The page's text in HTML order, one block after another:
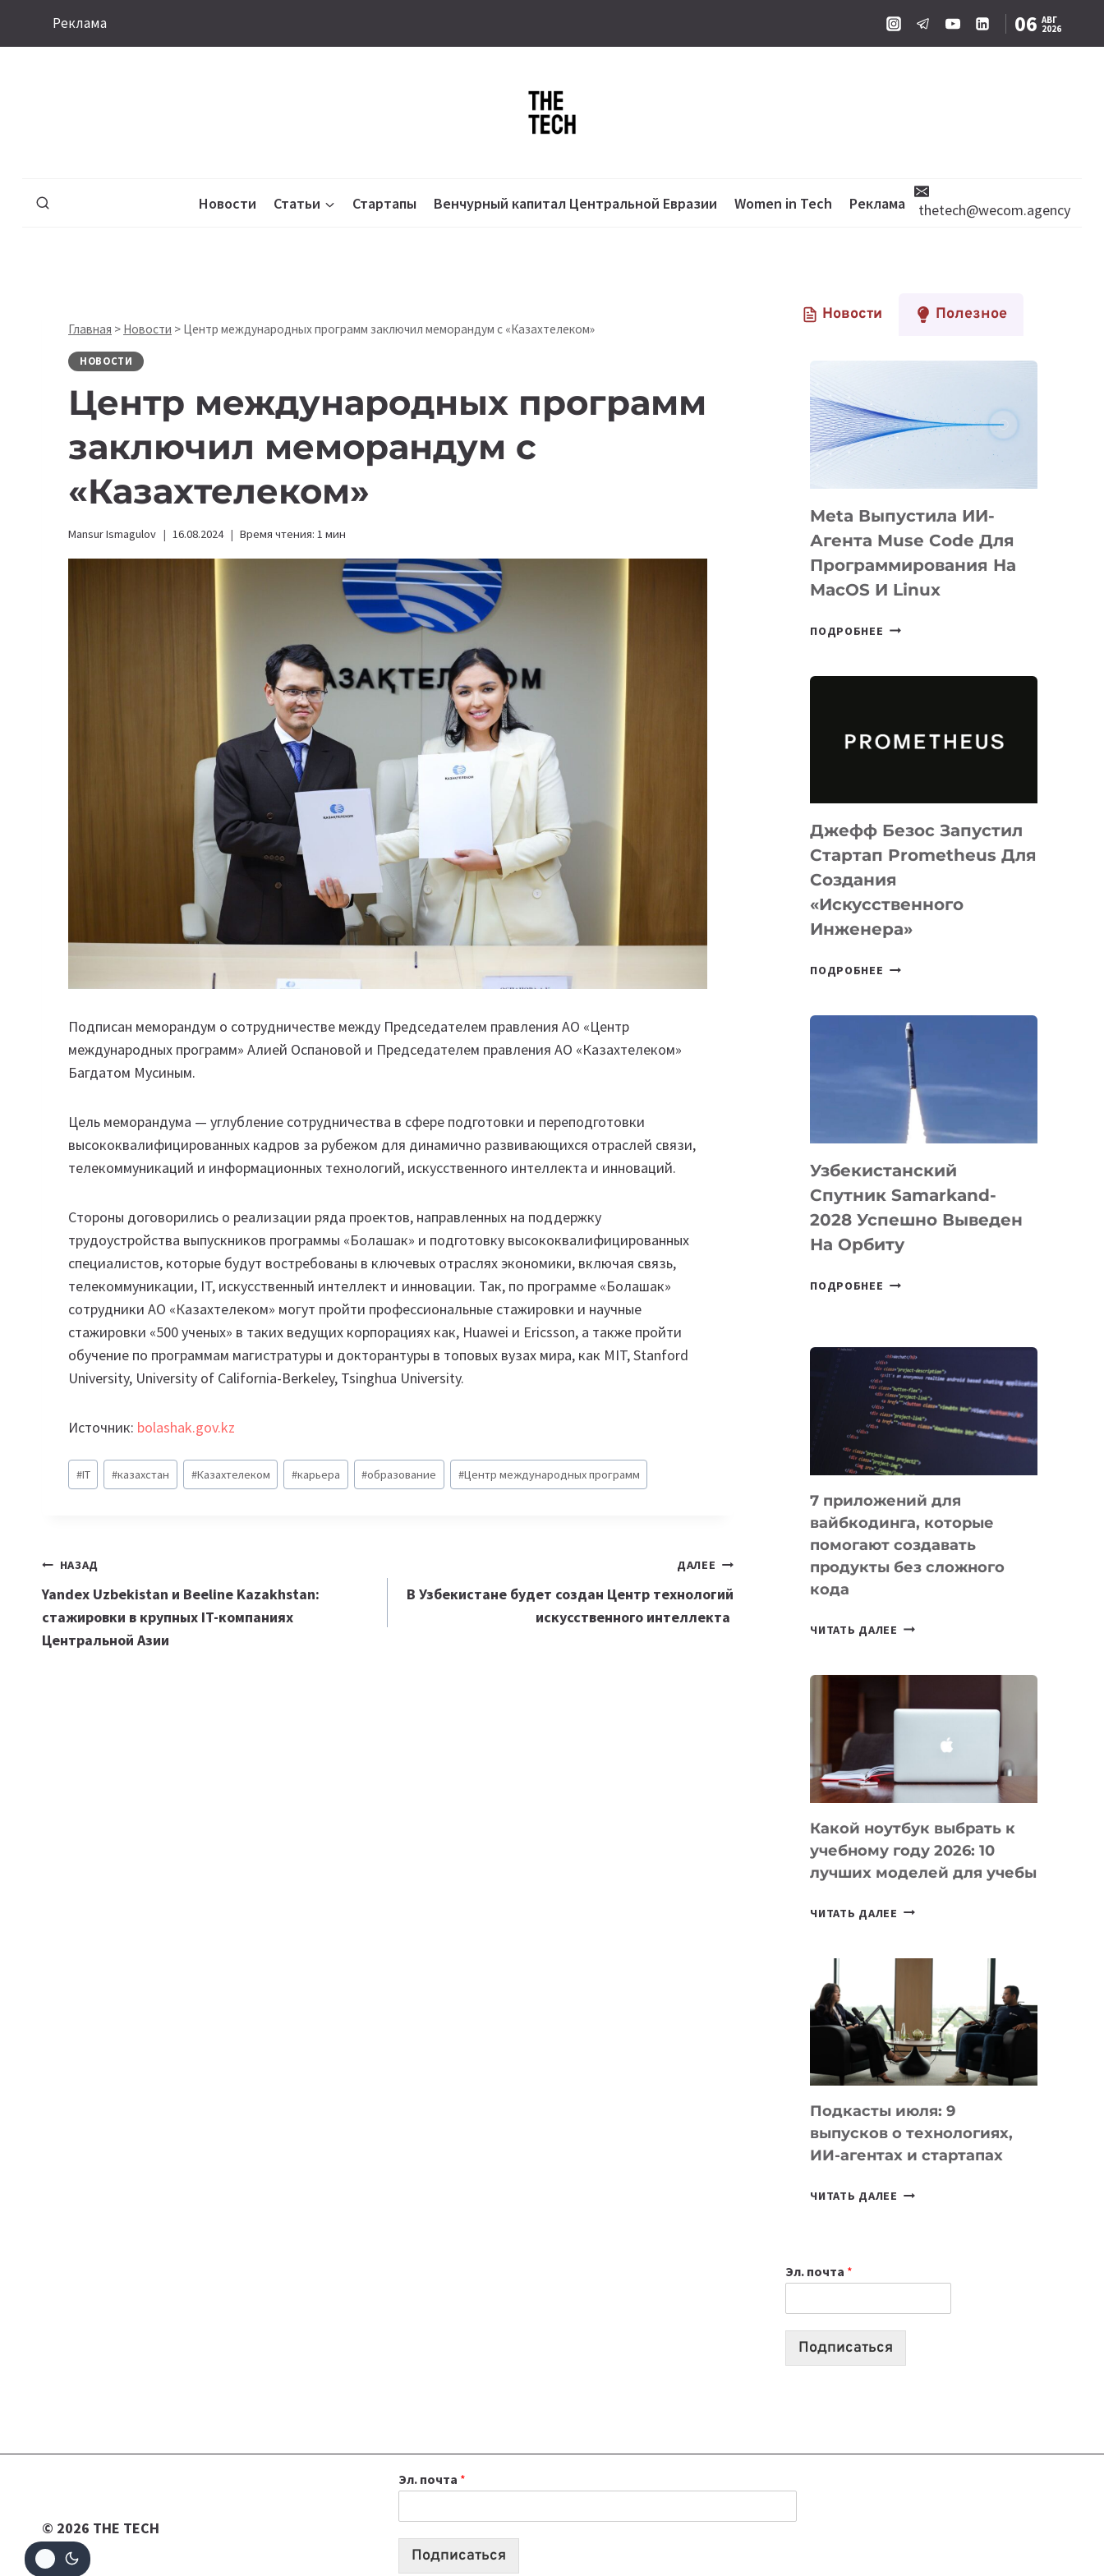
Реклама 06 АВГ
2026
Новости Статьи Стартапы Венчурный капитал Центральной Евразии Women in Tech Реклама thetech@wecom.agency
Главная > Новости > Центр международных программ заключил меморандум с «Казахтелеком»
НОВОСТИ
Центр международных программ
заключил меморандум с
«Казахтелеком»
Mansur Ismagulov 16.08.2024 Время чтения: 1 мин
Подписан меморандум о сотрудничестве между Председателем правления АО «Центр
международных программ» Алией Оспановой и Председателем правления АО «Казахтелеком»
Багдатом Мусиным.
Цель меморандума — углубление сотрудничества в сфере подготовки и переподготовки
высококвалифицированных кадров за рубежом для динамично развивающихся отраслей связи,
телекоммуникаций и информационных технологий, искусственного интеллекта и инноваций.
Стороны договорились о реализации ряда проектов, направленных на поддержку
трудоустройства выпускников программы «Болашак» и подготовку высококвалифицированных
специалистов, которые будут востребованы в ключевых отраслях экономики, включая связь,
телекоммуникации, IT, искусственный интеллект и инновации. Так, по программе «Болашак»
сотрудники АО «Казахтелеком» могут пройти профессиональные стажировки и научные
стажировки «500 ученых» в таких ведущих корпорациях как, Huawei и Ericsson, а также пройти
обучение по программам магистратуры и докторантуры в топовых вузах мира, как MIT, Stanford
University, University of California-Berkeley, Tsinghua University.
Источник: bolashak.gov.kz
Метки
записи:
#IT #казахстан #Казахтелеком #карьера #образование #Центр международных программ
Навигация
по
записям
НАЗАД
Yandex Uzbekistan и Beeline Kazakhstan:
стажировки в крупных IT-компаниях
Центральной Азии
ДАЛЕЕ
В Узбекистане будет создан Центр технологий
искусственного интеллекта
Новости Полезное
Meta Выпустила ИИ-
Агента Muse Code Для
Программирования На
MacOS И Linux
ПОДРОБНЕЕ META
ДЛЯ
И
LINUX
Джефф Безос Запустил
Стартап Prometheus Для
Создания
«искусственного
Инженера»
ПОДРОБНЕЕ ДЖЕФФ
СТАРТАП
PROMETHEUS
ДЛЯ
СОЗДАНИЯ
«ИСКУССТВЕННОГО
ИНЖЕНЕРА»
Узбекистанский
Спутник Samarkand-
2028 Успешно Выведен
На Орбиту
ПОДРОБНЕЕ УЗБЕКИСТАНСКИЙ
УСПЕШНО
ВЫВЕДЕН
НА
ОРБИТУ
7 приложений для
вайбкодинга, которые
помогают создавать
продукты без сложного
кода
ЧИТАТЬ ДАЛЕЕ 7
КОТОРЫЕ
СОЗДАВАТЬ
БЕЗ
КОДА
Какой ноутбук выбрать к
учебному году 2026: 10
лучших моделей для учебы
ЧИТАТЬ ДАЛЕЕ КАКОЙ
2026:
10
ЛУЧШИХ
ДЛЯ
УЧЕБЫ
Подкасты июля: 9
выпусков о технологиях,
ИИ-агентах и стартапах
ЧИТАТЬ ДАЛЕЕ ПОДКАСТЫ
ИИ-
АГЕНТАХ
Эл. почта *
Подписаться
© 2026 THE TECH
Эл. почта *
Подписаться